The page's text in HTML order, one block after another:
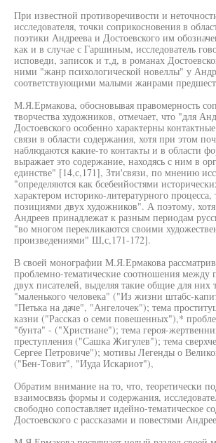
При известной противоречивости и
исследователя, точки соприкосновения в
поэтики Андреева и Достоевского им
как и в случае с Гаршиным, исследователь
исповеди, записок и т,д, в романах
ними "жанр психологической новеллы" у
соответствующими малыми жанрами
М.Я.Ермакова, обосновывая правомерность
творчества художников, отмечает, что "для
Достоевского особенно характерны
связи в области содержания, хотя при этом
наблюдаются какие-то контакты и в области
выражает это содержание, находясь с ним в
единстве" [14,с,171], Зти'связи, по мнению
"определяются как бсебеийостями
характером историко-литературного
позициями двух художников". А поэтому,
Андреев принадлежат к разным периодам
"во многом перекликаются своими
произведениями" Ш,с,171-172].
В своей монографии М.Я.Ермакова
проблемно-тематические соотношения между
двух писателей, выделяя такие общие для них
"маленького человека" ("Из жизни штабс-
"Петька на даче", "Ангелочек"); тема
казни ("Рассказ о семи повешенных"),*
"бунта" - ("Христиане"); тема героя-
преступления ("Сашка Жигулев"); тема
Сергее Петровиче"); мотивы Легенды о
("Бен-Товит", "Иуда Искариот"),
Обратим внимание на то, что, теоретически
взаимосвязь формы и содержания,
свободно сопоставляет идейно-тематическое
Достоевского с рассказами и повестями